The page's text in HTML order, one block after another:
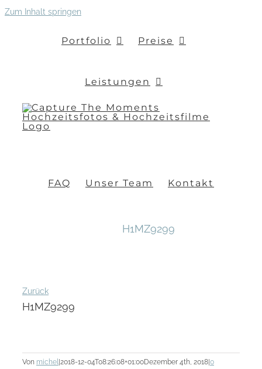
Zum Inhalt springen
Portfolio Preise
Leistungen
FAQ Unser Team Kontakt
H1MZ9299
Zurück
H1MZ9299
Von michel |2018-12-04T08:26:08+01:00Dezember 4th, 2018|0